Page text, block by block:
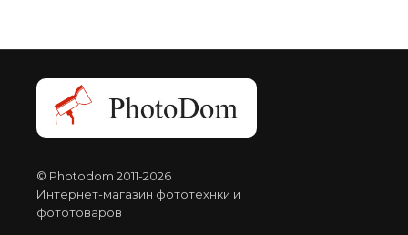
© Photodom 2011-2026
Интернет-магазин фототехнки и
фототоваров